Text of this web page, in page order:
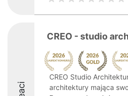
CREO - studio
CREO Studio
architektury mająca